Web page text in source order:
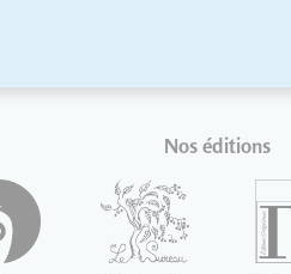
Nos éditions